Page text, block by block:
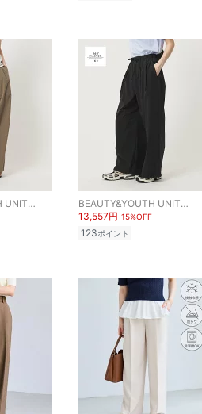
BEAUTY&YOUTH UNITED ARROWS
BEAUTY&YOUTH UNITED ARROWS
13,557円 15%OFF
123ポイント